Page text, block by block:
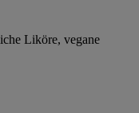
Liköre, vegane